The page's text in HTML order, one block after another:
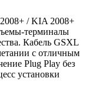
/ KIA 2008+
терминалы
Кабель GSXL
с отличным
Plug Play без
установки